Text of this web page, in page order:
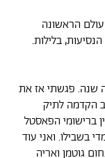
הראשונה
בלילות.
שנה. פגשתי אז את
הקדמה לתיק
ברישומי הפאסטל
בשבילו. ואני עוד
גוטמן ואריה